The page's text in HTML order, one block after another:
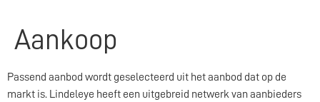
Aankoop
Passend aanbod wordt geselecteerd uit het aanbod dat op de
markt is. Lindeleye heeft een uitgebreid netwerk van aanbieders